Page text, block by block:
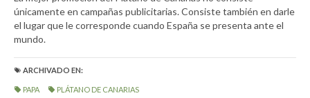
únicamente en campañas publicitarias. Consiste también en darle
el lugar que le corresponde cuando España se presenta ante el
mundo.
ARCHIVADO EN:
PAPA PLÁTANO DE CANARIAS